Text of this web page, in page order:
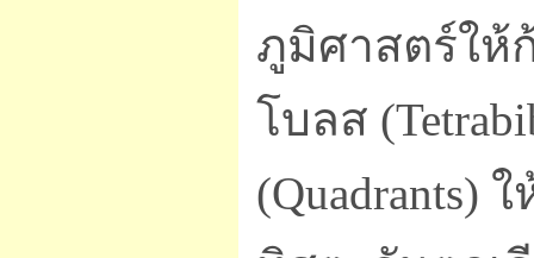
ภูมิศาสตร์ให้
โบลส
(Quadrants)